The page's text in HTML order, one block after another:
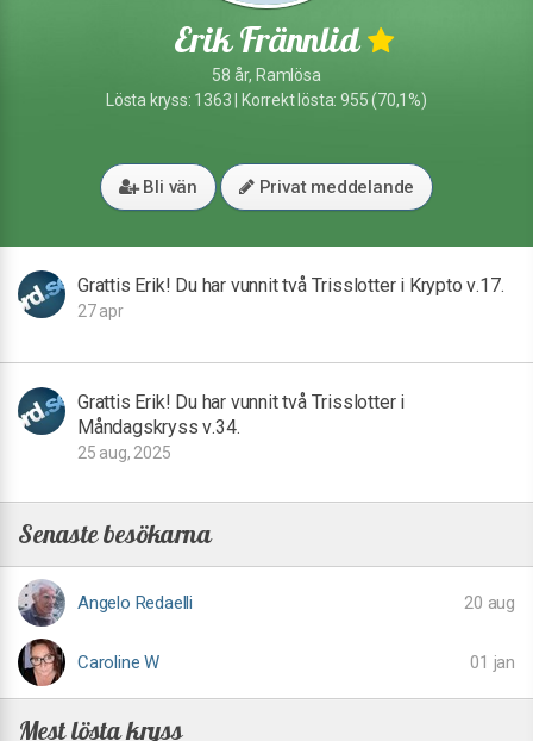
Erik Frännlid
58 år, Ramlösa
Lösta kryss: 1363 | Korrekt lösta: 955 (70,1%)
Bli vän Privat meddelande
Grattis Erik! Du har vunnit två Trisslotter i Krypto v.17.
27 apr
Grattis Erik! Du har vunnit två Trisslotter i
Måndagskryss v.34.
25 aug, 2025
Senaste besökarna
Angelo Redaelli 20 aug
Caroline W 01 jan
Mest lösta kryss